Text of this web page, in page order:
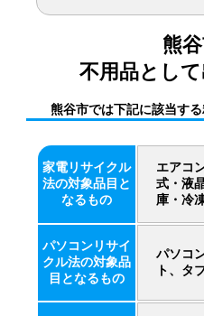
熊
不用品とし
熊谷市では下記に該当す
家電リサイクル
法の対象品目と
なるもの
エアコ
式・液
庫・冷
パソコンリサイ
クル法の対象品
目となるもの
パソコ
ト、タ